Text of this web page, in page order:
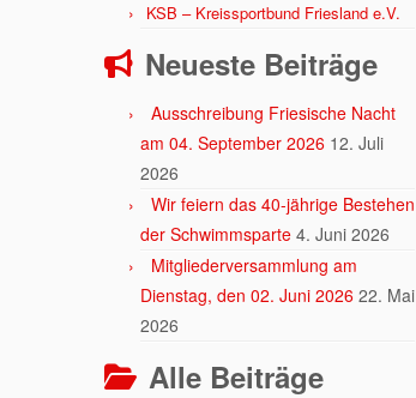
KSB – Kreissportbund Friesland e.V.
Neueste Beiträge
Ausschreibung Friesische Nacht
am 04. September 2026 12. Juli
2026
Wir feiern das 40-jährige Bestehen
der Schwimmsparte 4. Juni 2026
Mitgliederversammlung am
Dienstag, den 02. Juni 2026 22. Mai
2026
Alle Beiträge